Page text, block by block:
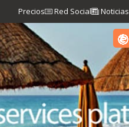
Precios Red Social Noticias